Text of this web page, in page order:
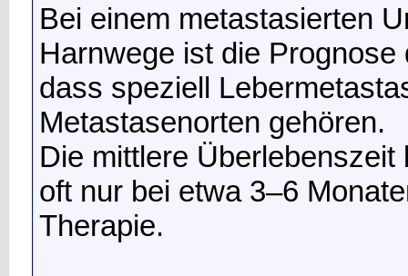
Bei einem metastasierten
Harnwege ist die
dass speziell
Metastasenorten gehören.
Die mittlere
oft nur bei etwa 3–6
Therapie.